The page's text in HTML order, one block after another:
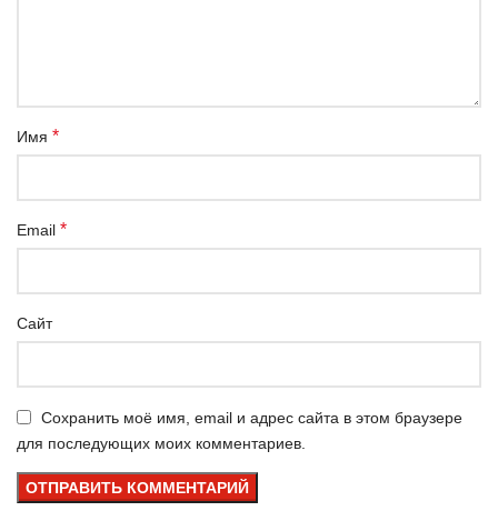
Имя *
Email *
Сайт
Сохранить моё имя, email и адрес сайта в этом браузере
для последующих моих комментариев.